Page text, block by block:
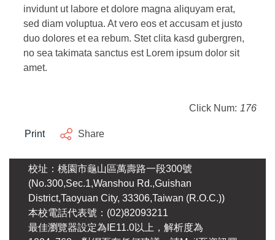
invidunt ut labore et dolore magna aliquyam erat,
sed diam voluptua. At vero eos et accusam et justo
duo dolores et ea rebum. Stet clita kasd gubergren,
no sea takimata sanctus est Lorem ipsum dolor sit
amet.
Click Num: 176
Print Share
校址：桃園市龜山區萬壽路一段300號
(No.300,Sec.1,Wanshou Rd.,Guishan
District,Taoyuan City, 33306,Taiwan (R.O.C.))
本校電話代表號：(02)82093211
最佳瀏覽器設定為IE11.0以上，解析度為